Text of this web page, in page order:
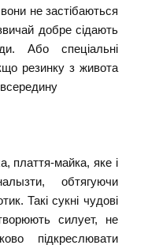
не застібаються
добре сідають
Або спеціальні
резинку з живота
плаття-майка, яке і
обтягуючи
Такі сукні чудові
силует, не
підкреслювати